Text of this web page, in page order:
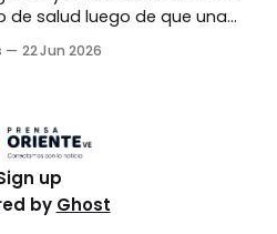
de salud luego de que una
estado Zulia, durante un
22 Jun 2026
up
by Ghost